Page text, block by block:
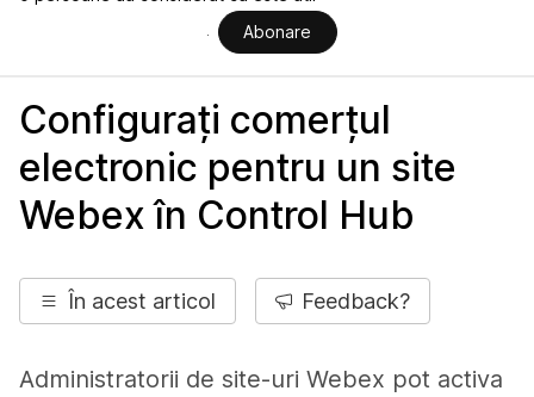
Abonare
Configurați comerțul
electronic pentru un site
Webex în Control Hub
În acest articol Feedback?
Administratorii de site-uri Webex pot activa